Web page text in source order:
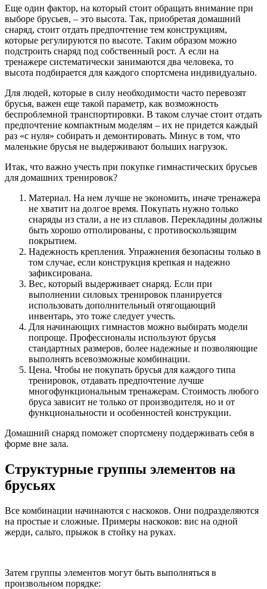
Еще один фактор, на который стоит обращать внимание при
выборе брусьев, – это высота. Так, приобретая домашний
снаряд, стоит отдать предпочтение тем конструкциям,
которые регулируются по высоте. Таким образом можно
подстроить снаряд под собственный рост. А если на
тренажере систематически занимаются два человека, то
высота подбирается для каждого спортсмена индивидуально.
Для людей, которые в силу необходимости часто перевозят
брусья, важен еще такой параметр, как возможность
беспроблемной транспортировки. В таком случае стоит отдать
предпочтение компактным моделям – их не придется каждый
раз «с нуля» собирать и демонтировать. Минус в том, что
маленькие брусья не выдерживают больших нагрузок.
Итак, что важно учесть при покупке гимнастических брусьев
для домашних тренировок?
Материал. На нем лучше не экономить, иначе тренажера
не хватит на долгое время. Покупать нужно только
снаряды из стали, а не из сплавов. Перекладины должны
быть хорошо отполированы, с противоскользящим
покрытием.
Надежность крепления. Упражнения безопасны только в
том случае, если конструкция крепкая и надежно
зафиксирована.
Вес, который выдерживает снаряд. Если при
выполнении силовых тренировок планируется
использовать дополнительный отягощающий
инвентарь, это тоже следует учесть.
Для начинающих гимнастов можно выбирать модели
попроще. Профессионалы используют брусья
стандартных размеров, более надежные и позволяющие
выполнять всевозможные комбинации.
Цена. Чтобы не покупать брусья для каждого типа
тренировок, отдавать предпочтение лучше
многофункциональным тренажерам. Стоимость любого
бруса зависит не только от производителя, но и от
функциональности и особенностей конструкции.
Домашний снаряд поможет спортсмену поддерживать себя в
форме вне зала.
Структурные группы элементов на
брусьях
Все комбинации начинаются с наскоков. Они подразделяются
на простые и сложные. Примеры наскоков: вис на одной
жерди, сальто, прыжок в стойку на руках.
Затем группы элементов могут быть выполняться в
произвольном порядке: